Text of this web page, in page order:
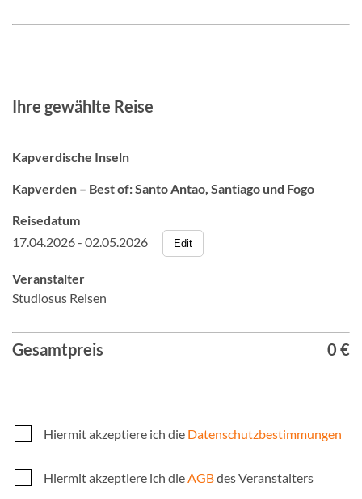
Ihre gewählte Reise
Kapverdische Inseln
Kapverden – Best of: Santo Antao, Santiago und Fogo
Reisedatum
17.04.2026 - 02.05.2026
Edit
Veranstalter
Studiosus Reisen
Gesamtpreis 0 €
Hiermit akzeptiere ich die Datenschutzbestimmungen
Hiermit akzeptiere ich dieAGBdes Veranstalters